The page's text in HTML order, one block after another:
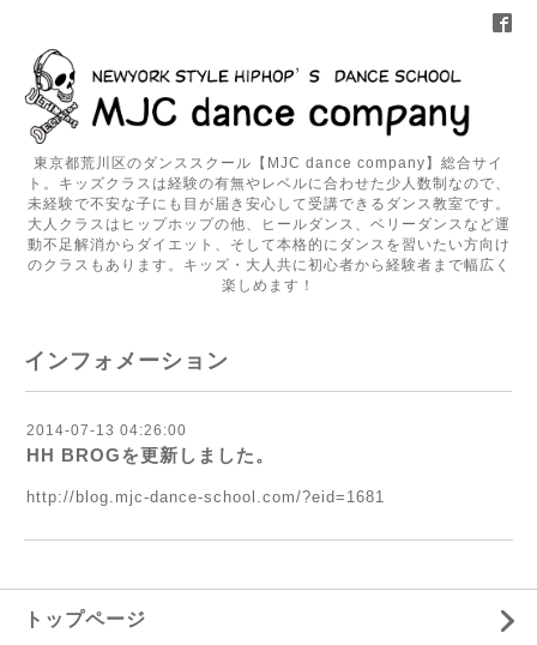
東京都荒川区のダンススクール【MJC dance company】総合サイ
ト。キッズクラスは経験の有無やレベルに合わせた少人数制なので、
未経験で不安な子にも目が届き安心して受講できるダンス教室です。
大人クラスはヒップホップの他、ヒールダンス、ベリーダンスなど運
動不足解消からダイエット、そして本格的にダンスを習いたい方向け
のクラスもあります。キッズ・大人共に初心者から経験者まで幅広く
楽しめます！
インフォメーション
2014-07-13 04:26:00
HH BROGを更新しました。
http://blog.mjc-dance-school.com/?eid=1681
トップページ